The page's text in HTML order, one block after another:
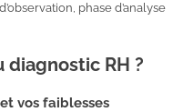
phase d’analyse
diagnostic RH ?
vos faiblesses